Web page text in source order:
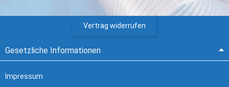
Vertrag widerrufen
Gesetzliche Informationen
Impressum